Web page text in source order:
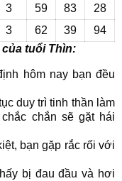
3 59 83
28
3 62 39
94
của tuổi Thìn:
hôm nay bạn đều
duy trì tinh thần làm
chắn sẽ gặt hái
bạn gặp rắc rối với
bị đau đầu và hơi